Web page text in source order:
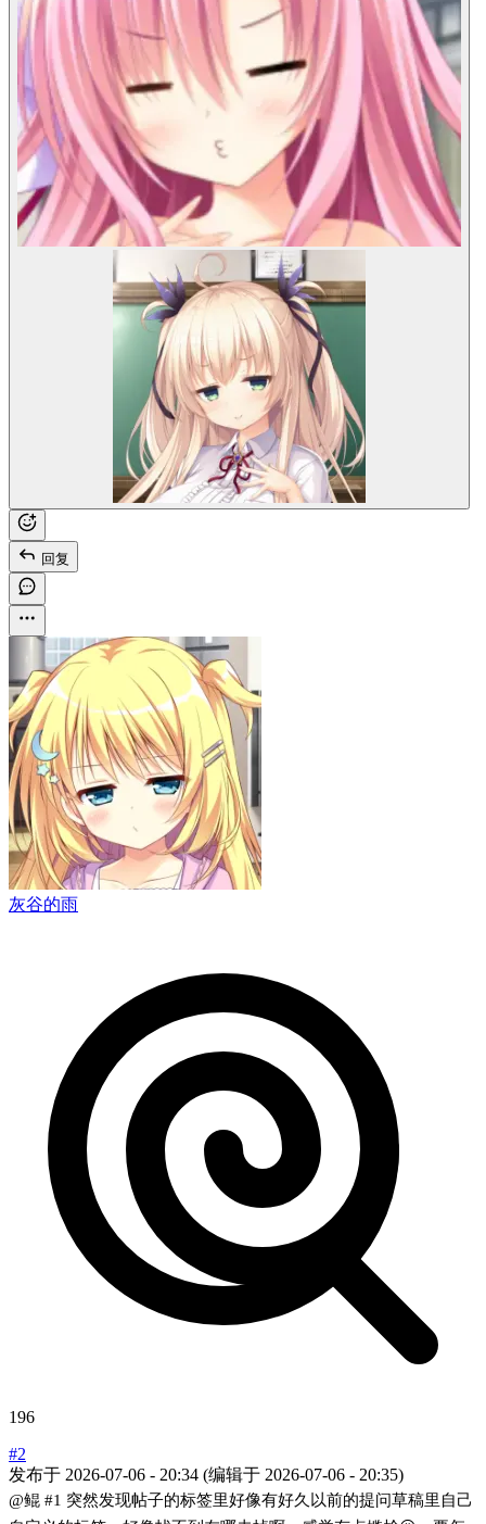
回复
灰谷的雨
196
#2
发布于 2026-07-06 - 20:34 (编辑于 2026-07-06 - 20:35)
@鲲 #1 突然发现帖子的标签里好像有好久以前的提问草稿里自己